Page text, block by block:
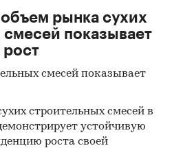
рынка сухих
показывает
рост
смесей показывает
строительных смесей в
устойчивую
роста своей